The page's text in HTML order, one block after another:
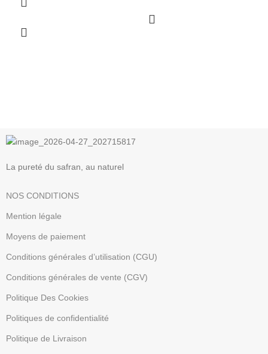
La pureté du safran, au naturel
NOS CONDITIONS
Mention légale
Moyens de paiement
Conditions générales d’utilisation (CGU)
Conditions générales de vente (CGV)
Politique Des Cookies
Politiques de confidentialité
Politique de Livraison